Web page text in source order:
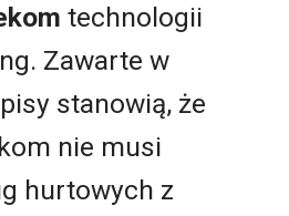
technologii
Zawarte w
stanowią, że
nie musi
hurtowych z